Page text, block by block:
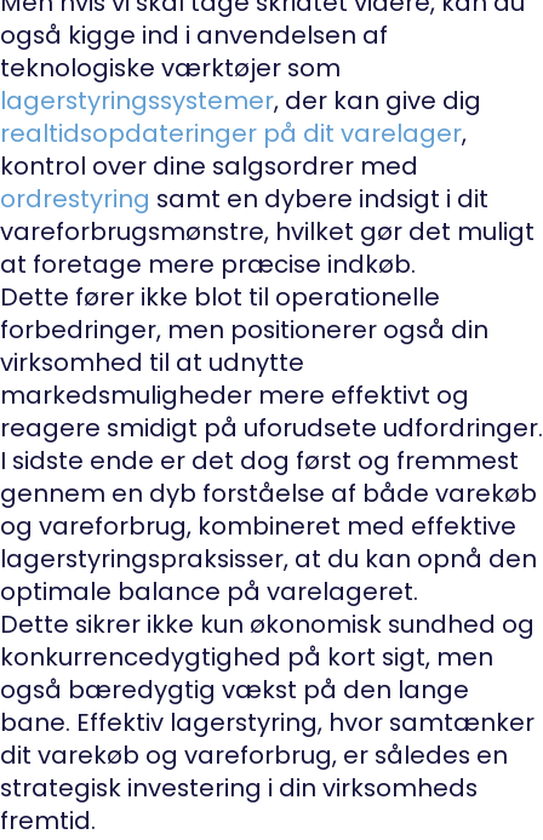
også kigge ind i anvendelsen af
teknologiske værktøjer som
lagerstyringssystemer, der kan give dig
realtidsopdateringer på dit varelager,
kontrol over dine salgsordrer med
ordrestyring samt en dybere indsigt i dit
vareforbrugsmønstre, hvilket gør det muligt
at foretage mere præcise indkøb.
Dette fører ikke blot til operationelle
forbedringer, men positionerer også din
virksomhed til at udnytte
markedsmuligheder mere effektivt og
reagere smidigt på uforudsete udfordringer.
I sidste ende er det dog først og fremmest
gennem en dyb forståelse af både varekøb
og vareforbrug, kombineret med effektive
lagerstyringspraksisser, at du kan opnå den
optimale balance på varelageret.
Dette sikrer ikke kun økonomisk sundhed og
konkurrencedygtighed på kort sigt, men
også bæredygtig vækst på den lange
bane. Effektiv lagerstyring, hvor samtænker
dit varekøb og vareforbrug, er således en
strategisk investering i din virksomheds
fremtid.